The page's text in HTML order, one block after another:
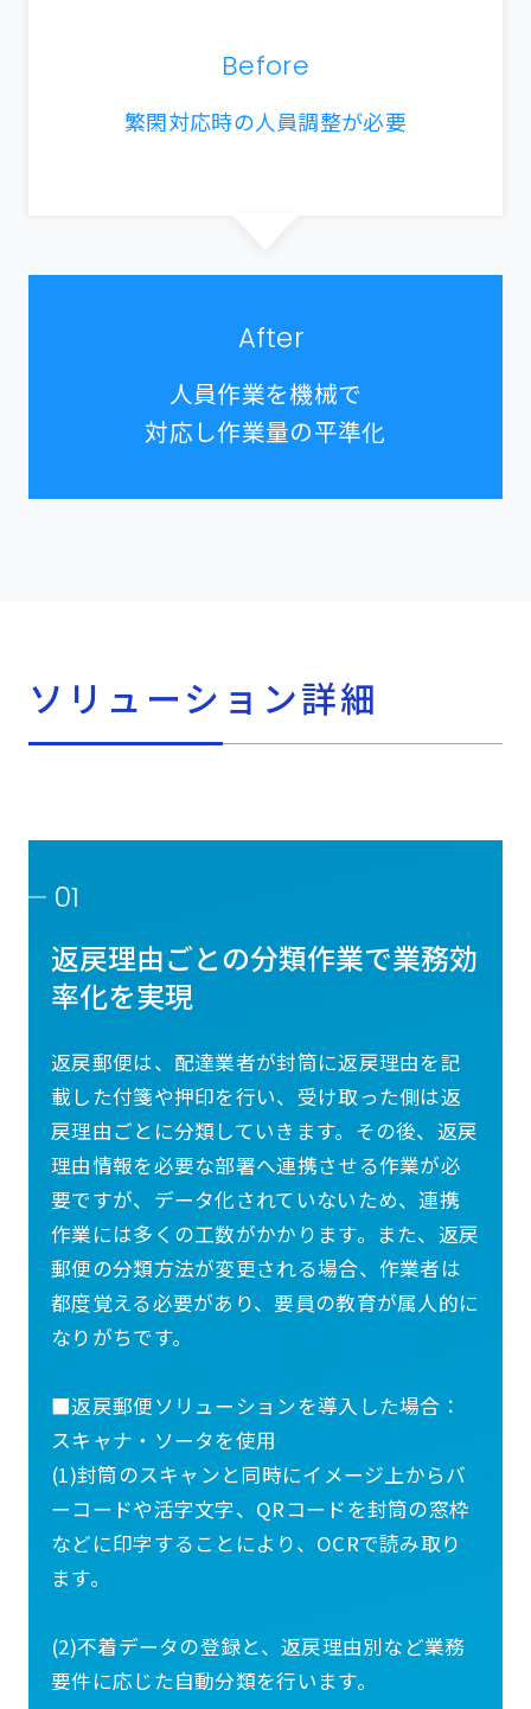
Before
繁閑対応時の人員調整が必要
After
人員作業を機械で
対応し作業量の平準化
ソリューション詳細
返戻理由ごとの分類作業で業務効
率化を実現
01
返戻郵便は、配達業者が封筒に返戻理由を記
載した付箋や押印を行い、受け取った側は返
戻理由ごとに分類していきます。その後、返戻
理由情報を必要な部署へ連携させる作業が必
要ですが、データ化されていないため、連携
作業には多くの工数がかかります。また、返戻
郵便の分類方法が変更される場合、作業者は
都度覚える必要があり、要員の教育が属人的に
なりがちです。
■返戻郵便ソリューションを導入した場合：
スキャナ・ソータを使用
(1)封筒のスキャンと同時にイメージ上からバ
ーコードや活字文字、QRコードを封筒の窓枠
などに印字することにより、OCRで読み取り
ます。
(2)不着データの登録と、返戻理由別など業務
要件に応じた自動分類を行います。